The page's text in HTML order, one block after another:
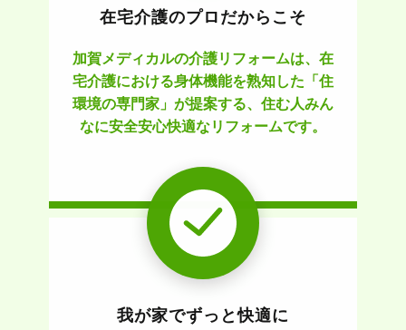
在宅介護のプロだからこそ
加賀メディカルの介護リフォームは、在
宅介護における身体機能を熟知した「住
環境の専門家」が提案する、住む人みん
なに安全安心快適なリフォームです。
我が家でずっと快適に